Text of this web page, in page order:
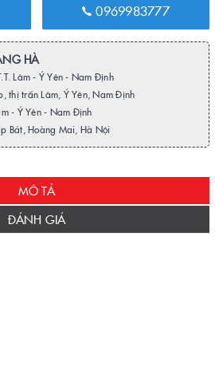
0969983777
HÀ
Lâm - Ý Yên - Nam Định
thị trấn Lâm, Ý Yên, Nam Định
- Ý Yên - Nam Định
Bát, Hoàng Mai, Hà Nội
MÔ TẢ
ĐÁNH GIÁ